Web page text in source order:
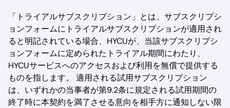
「トライアルサブスクリプション」とは、サブスクリプシ
ョンフォームにトライアルサブスクリプションが適用され
ると明記されている場合、HYCUが、当該サブスクリプシ
ョンフォームに定められたトライアル期間にわたり、
HYCUサービスへのアクセスおよび利用を無償で提供する
ものを指します。 適用される試用サブスクリプション
は、いずれかの当事者が第9.2条に規定される試用期間の
終了時に本契約を満了させる意向を相手方に通知しない限